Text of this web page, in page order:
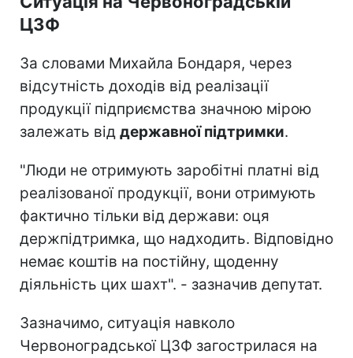
ЦЗФ
За словами Михайла Бондаря, через
відсутність доходів від реалізації
продукції підприємства значною мірою
залежать від державної підтримки.
"Люди не отримують заробітні платні від
реалізованої продукції, вони отримують
фактично тільки від держави: оця
держпідтримка, що надходить. Відповідно
немає коштів на постійну, щоденну
діяльність цих шахт". - зазначив депутат.
Зазначимо, ситуація навколо
Червоноградської ЦЗФ загострилася на